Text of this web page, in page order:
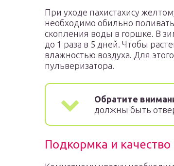
При уходе пахистахису
необходимо обильно поливать
скопления воды в горшке. В
до 1 раза в 5 дней. Чтобы
влажностью воздуха. Для
пульверизатора.
Обратите
должны быть
Подкормка и